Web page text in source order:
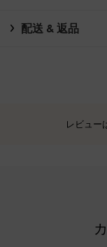
配送 & 返品
レビュー